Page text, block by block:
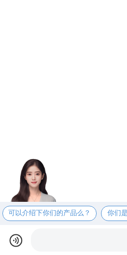
可以介绍下你们的产品么？ 你们